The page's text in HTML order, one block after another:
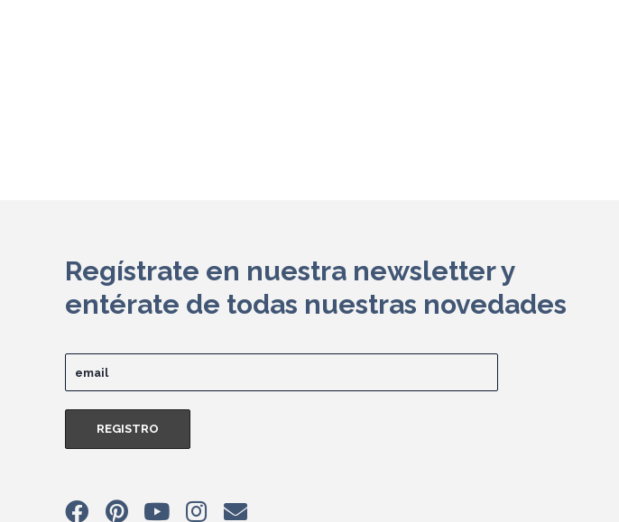
Regístrate en nuestra newsletter y
entérate de todas nuestras novedades